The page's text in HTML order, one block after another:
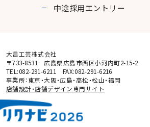
中途採用エントリー
大昌工芸株式会社
〒733-8531 広島県広島市西区小河内町2-15-2
TEL:082-291-6211 FAX:082-291-6216
事業所：東京・大阪・広島・高松・松山・福岡
店舗設計・店舗デザイン専門サイト